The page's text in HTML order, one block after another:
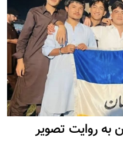
به روایت تصویر